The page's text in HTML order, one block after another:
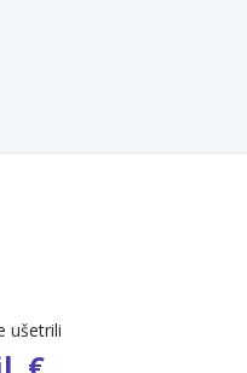
ušetrili